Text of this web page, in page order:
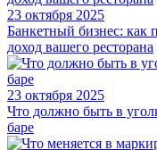
23 октября 2025
Банкетный бизнес: как
доход вашего ресторана
23 октября 2025
Что должно быть в
баре